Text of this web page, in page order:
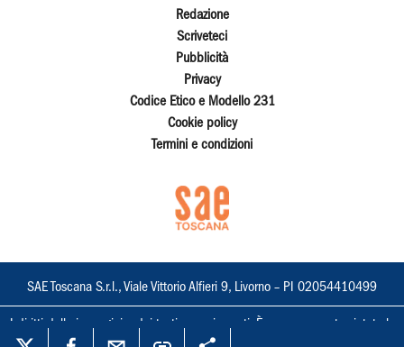
Redazione
Scriveteci
Pubblicità
Privacy
Codice Etico e Modello 231
Cookie policy
Termini e condizioni
SAE Toscana S.r.l., Viale Vittorio Alfieri 9, Livorno – PI 02054410499
I diritti delle immagini e dei testi sono riservati. È espressamente vietata la